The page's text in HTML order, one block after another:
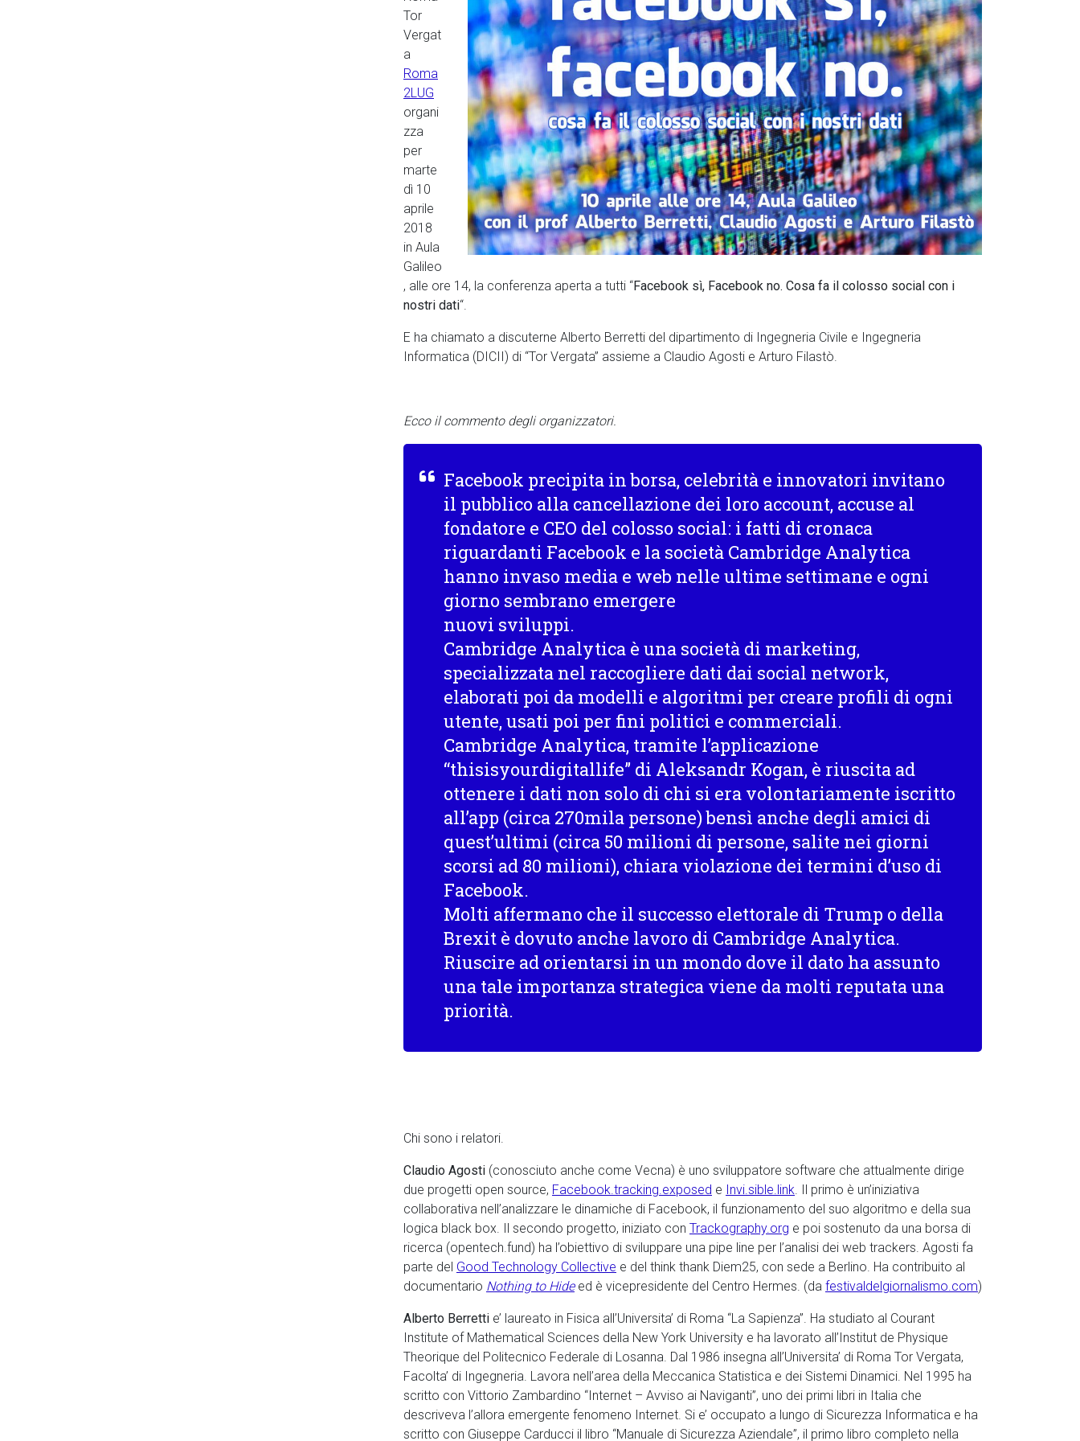
Tor
Vergat
a
Roma
2LUG
organi
zza
per
marte
dì 10
aprile
2018
in Aula
Galileo
, alle ore 14, la conferenza aperta a tutti “Facebook sì, Facebook no. Cosa fa il colosso social con i
nostri dati“.
E ha chiamato a discuterne Alberto Berretti del dipartimento di Ingegneria Civile e Ingegneria
Informatica (DICII) di “Tor Vergata” assieme a Claudio Agosti e Arturo Filastò.
Ecco il commento degli organizzatori.
Facebook precipita in borsa, celebrità e innovatori invitano
il pubblico alla cancellazione dei loro account, accuse al
fondatore e CEO del colosso social: i fatti di cronaca
riguardanti Facebook e la società Cambridge Analytica
hanno invaso media e web nelle ultime settimane e ogni
giorno sembrano emergere
nuovi sviluppi.
Cambridge Analytica è una società di marketing,
specializzata nel raccogliere dati dai social network,
elaborati poi da modelli e algoritmi per creare profili di ogni
utente, usati poi per fini politici e commerciali.
Cambridge Analytica, tramite l’applicazione
“thisisyourdigitallife” di Aleksandr Kogan, è riuscita ad
ottenere i dati non solo di chi si era volontariamente iscritto
all’app (circa 270mila persone) bensì anche degli amici di
quest’ultimi (circa 50 milioni di persone, salite nei giorni
scorsi ad 80 milioni), chiara violazione dei termini d’uso di
Facebook.
Molti affermano che il successo elettorale di Trump o della
Brexit è dovuto anche lavoro di Cambridge Analytica.
Riuscire ad orientarsi in un mondo dove il dato ha assunto
una tale importanza strategica viene da molti reputata una
priorità.
Chi sono i relatori.
Claudio Agosti (conosciuto anche come Vecna) è uno sviluppatore software che attualmente dirige
due progetti open source, Facebook.tracking.exposed e Invi.sible.link. Il primo è un’iniziativa
collaborativa nell’analizzare le dinamiche di Facebook, il funzionamento del suo algoritmo e della sua
logica black box. Il secondo progetto, iniziato con Trackography.org e poi sostenuto da una borsa di
ricerca (opentech.fund) ha l’obiettivo di sviluppare una pipe line per l’analisi dei web trackers. Agosti fa
parte del Good Technology Collective e del think thank Diem25, con sede a Berlino. Ha contribuito al
documentario Nothing to Hideed è vicepresidente del Centro Hermes. (da festivaldelgiornalismo.com)
Alberto Berretti e’ laureato in Fisica all’Universita’ di Roma “La Sapienza”. Ha studiato al Courant
Institute of Mathematical Sciences della New York University e ha lavorato all’Institut de Physique
Theorique del Politecnico Federale di Losanna. Dal 1986 insegna all’Universita’ di Roma Tor Vergata,
Facolta’ di Ingegneria. Lavora nell’area della Meccanica Statistica e dei Sistemi Dinamici. Nel 1995 ha
scritto con Vittorio Zambardino “Internet – Avviso ai Naviganti”, uno dei primi libri in Italia che
descriveva l’allora emergente fenomeno Internet. Si e’ occupato a lungo di Sicurezza Informatica e ha
scritto con Giuseppe Carducci il libro “Manuale di Sicurezza Aziendale”, il primo libro completo nella